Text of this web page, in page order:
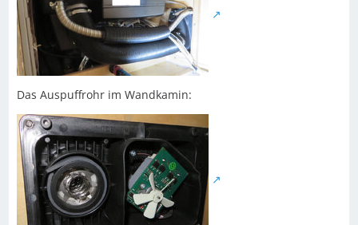
Das Auspuffrohr im Wandkamin: